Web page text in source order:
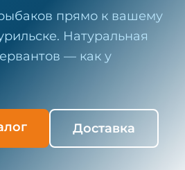
прямо к вашему
Натуральная
— как у
Доставка